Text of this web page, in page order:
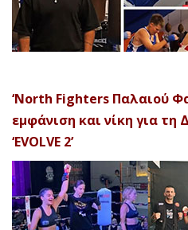
‘North Fighters Παλαιού
εμφάνιση και νίκη για
‘EVOLVE 2’